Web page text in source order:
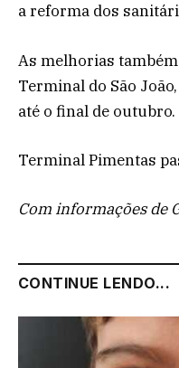
a reforma dos
As melhorias
Terminal do São
até o final de outubro.
Terminal Pimentas
Com informações de
CONTINUE LENDO...